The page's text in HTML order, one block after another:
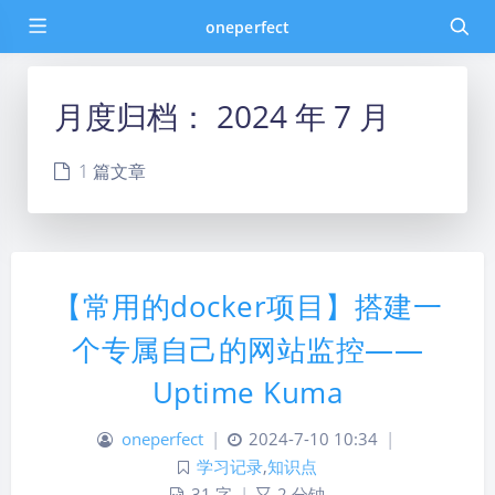
oneperfect
月度归档： 2024 年 7 月
1 篇文章
【常用的docker项目】搭建一
个专属自己的网站监控——
Uptime Kuma
oneperfect | 2024-7-10 10:34 |
学习记录,知识点